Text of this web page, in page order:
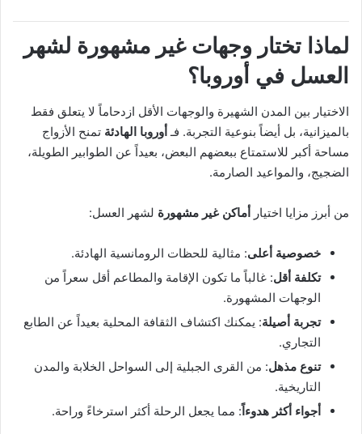
لماذا تختار وجهات غير مشهورة لشهر
العسل في أوروبا؟
الاختيار بين المدن الشهيرة والوجهات الأقل ازدحاماً لا يتعلق فقط
بالميزانية، بل أيضاً بنوعية التجربة. فـ أوروبا الهادئة تمنح الأزواج
مساحة أكبر للاستمتاع ببعضهم البعض، بعيداً عن الطوابير الطويلة،
الضجيج، والمواعيد الصارمة.
من أبرز مزايا اختيار أماكن غير مشهورة لشهر العسل:
خصوصية أعلى: مثالية للحظات الرومانسية الهادئة.
تكلفة أقل: غالباً ما تكون الإقامة والمطاعم أقل سعراً من
الوجهات المشهورة.
تجربة أصيلة: يمكنك اكتشاف الثقافة المحلية بعيداً عن الطابع
التجاري.
تنوع مذهل: من القرى الجبلية إلى السواحل الخلابة والمدن
التاريخية.
أجواء أكثر هدوءاً: مما يجعل الرحلة أكثر استرخاءً وراحة.